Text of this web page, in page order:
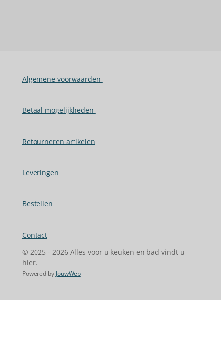
Algemene voorwaarden
Betaal mogelijkheden
Retourneren artikelen
Leveringen
Bestellen
Contact
© 2025 - 2026 Alles voor u keuken en bad vindt u
hier.
Powered by JouwWeb